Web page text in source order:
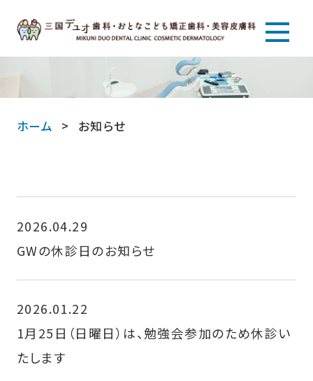
ホーム お知らせ
2026.04.29
GWの休診日のお知らせ
2026.01.22
1月25日（日曜日）は、勉強会参加のため休診い
たします